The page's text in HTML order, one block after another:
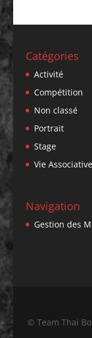
Catégories
Activité
Compétition
Non classé
Portrait
Stage
Vie Associative
Navigation
Gestion des
© Team Thai